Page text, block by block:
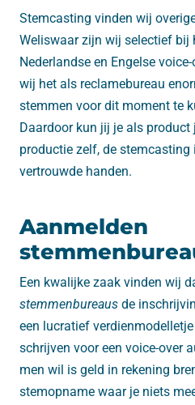
Stemcasting vinden wij
Weliswaar zijn wij selectief bij
Nederlandse en Engelse
wij het als reclamebureau
stemmen voor dit moment te
Daardoor kun jij je als product
productie zelf, de stemcasting
vertrouwde handen.
Aanmelden
Een kwalijke zaak vinden wij
stemmenbureaus de
een lucratief
schrijven voor een voice-over
men wil is geld in rekening
stemopname waar je niets